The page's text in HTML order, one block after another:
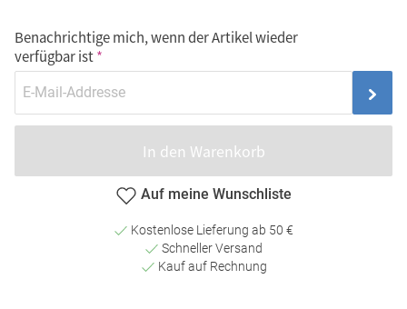
Benachrichtige mich, wenn der Artikel wieder
verfügbar ist
In den Warenkorb
Auf meine Wunschliste
Kostenlose Lieferung ab 50 €
Schneller Versand
Kauf auf Rechnung